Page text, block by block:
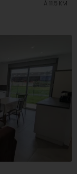
À 11.5 KM